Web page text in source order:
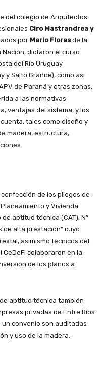
del colegio de Arquitectos
Ciro Mastrandrea y
por Mario Floresde la
dictaron el curso
del Río Uruguay
y Salto Grande), como así
de Paraná y otras zonas,
a las normativas
ventajas del sistema, y los
tales como diseño y
madera, estructura,
de los pliegos de
y Vivienda
aptitud técnica (CAT): N°
de alta prestación“ cuyo
asimismo técnicos del
colaboraron en la
de los planos a
aptitud técnica también
privadas de Entre Ríos
convenio son auditadas
y uso de la madera.